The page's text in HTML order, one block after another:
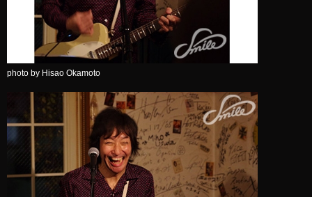
photo by Hisao Okamoto